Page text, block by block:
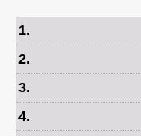
1.
2.
3.
4.